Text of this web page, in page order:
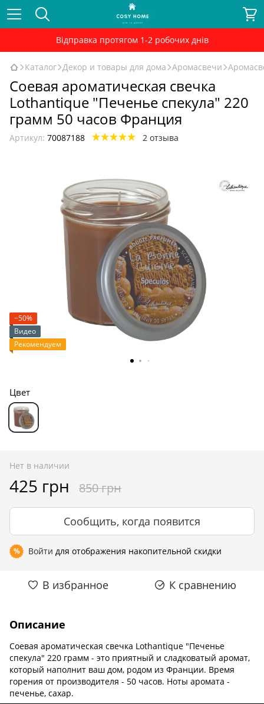
Відправка протягом 1-2 робочих днів
Каталог Декор и товары для дома Аромасвечи
Соевая ароматическая свечка
Lothantique "Печенье спекула" 220
грамм 50 часов Франция
Артикул: 70087188 2 отзыва
−50%
Видео
Рекомендуем
Цвет
Нет в наличии
425 грн 850 грн
Сообщить, когда появится
% Войти для отображения накопительной скидки
В избранное К сравнению
Описание
Соевая ароматическая свечка Lothantique "Печенье
спекула" 220 грамм - это приятный и сладковатый аромат,
который наполнит ваш дом, родом из Франции. Время
горения от производителя - 50 часов. Ноты аромата -
печенье, сахар.